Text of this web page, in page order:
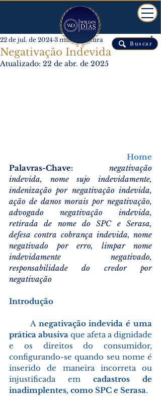
Buscar
Negativação Indevida
22 de jul. de 2024 3 min de leitura
Atualizado: 22 de abr. de 2025
Home
Palavras-Chave: negativação
indevida, nome sujo indevidamente,
indenização por negativação indevida,
ação de danos morais por negativação,
advogado negativação indevida,
retirada de nome do SPC e Serasa,
defesa contra cobrança indevida, nome
negativado por erro, limpar nome
indevidamente negativado,
responsabilidade do credor por
negativação
Introdução
	A
negativação indevida é uma
prática abusiva que afeta a dignidade
e os direitos do consumidor,
configurando-se quando seu nome é
inserido de maneira incorreta ou
injustificada em cadastros de
inadimplentes, como SPC e Serasa.